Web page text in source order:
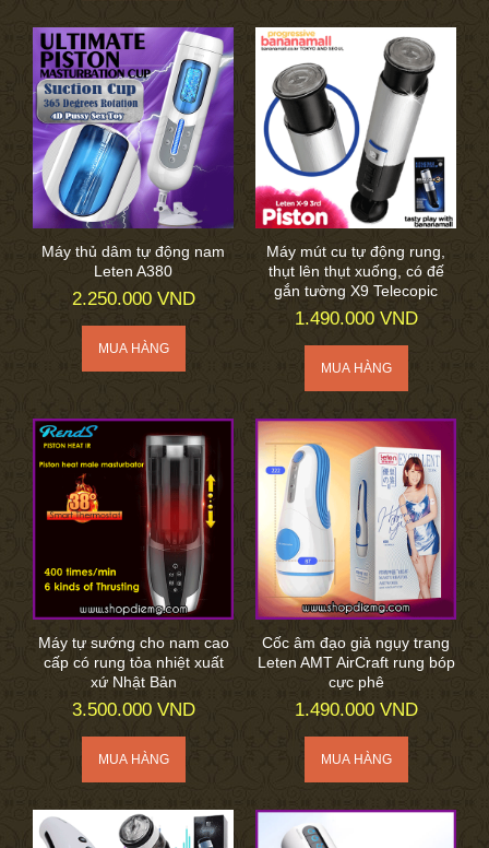
Máy thủ dâm tự động nam
Leten A380
2.250.000 VND
Máy mút cu tự động rung,
thụt lên thụt xuống, có đế
gắn tường X9 Telecopic
1.490.000 VND
Máy tự sướng cho nam cao
cấp có rung tỏa nhiệt xuất
xứ Nhật Bản
3.500.000 VND
Cốc âm đạo giả ngụy trang
Leten AMT AirCraft rung bóp
cực phê
1.490.000 VND